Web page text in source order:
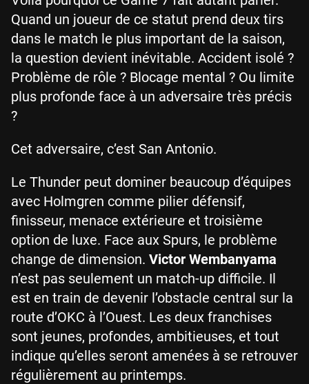
Quand un joueur de ce statut prend deux tirs
dans le match le plus important de la saison,
la question devient inévitable. Accident isolé ?
Problème de rôle ? Blocage mental ? Ou limite
plus profonde face à un adversaire très précis
?
Cet adversaire, c’est San Antonio.
Le Thunder peut dominer beaucoup d’équipes
avec Holmgren comme pilier défensif,
finisseur, menace extérieure et troisième
option de luxe. Face aux Spurs, le problème
change de dimension. Victor Wembanyama
n’est pas seulement un match-up difficile. Il
est en train de devenir l’obstacle central sur la
route d’OKC à l’Ouest. Les deux franchises
sont jeunes, profondes, ambitieuses, et tout
indique qu’elles seront amenées à se retrouver
régulièrement au printemps.